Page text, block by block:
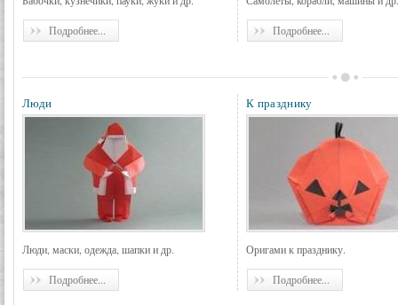
Подробнее... Подробнее...
Люди
Люди, маски, одежда, шапки и др.
Подробнее...
К празднику
Оригами к празднику.
Подробнее...